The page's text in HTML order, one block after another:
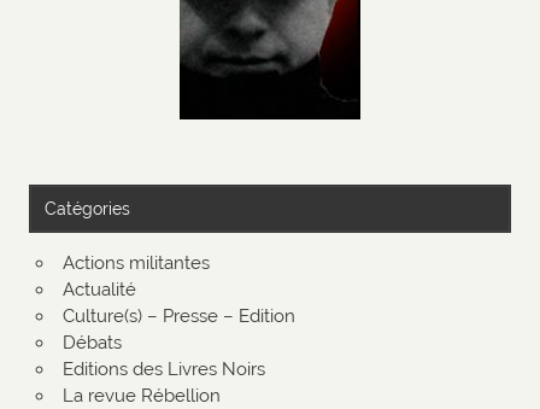
Catégories
Actions militantes
Actualité
Culture(s) – Presse – Edition
Débats
Editions des Livres Noirs
La revue Rébellion